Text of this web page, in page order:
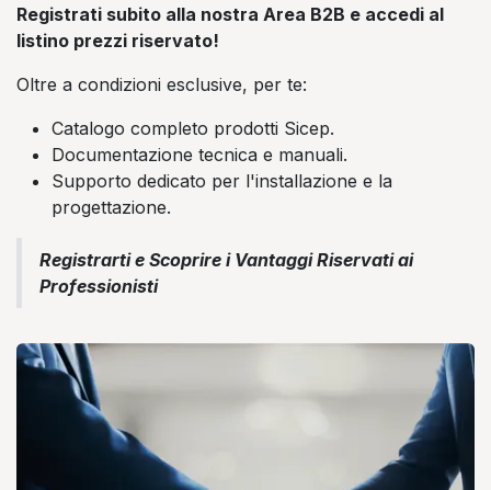
Registrati subito alla nostra Area B2B e accedi al
listino prezzi riservato!
Oltre a condizioni esclusive, per te:
Catalogo completo prodotti Sicep.
Documentazione tecnica e manuali.
Supporto dedicato per l'installazione e la
progettazione.
Registrarti e Scoprire i Vantaggi Riservati ai
Professionisti